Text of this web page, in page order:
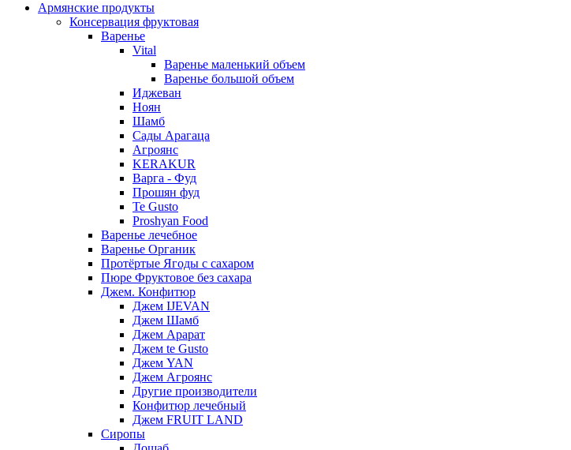
Армянские продукты
Консервация фруктовая
Варенье
Vital
Варенье маленький объем
Варенье большой объем
Иджеван
Ноян
Шамб
Сады Арагаца
Агроянс
KERAKUR
Варга - Фуд
Прошян фуд
Te Gusto
Proshyan Food
Варенье лечебное
Варенье Органик
Протёртые Ягоды с сахаром
Пюре Фруктовое без сахара
Джем. Конфитюр
Джем IJEVAN
Джем Шамб
Джем Арарат
Джем te Gusto
Джем YAN
Джем Агроянс
Другие производители
Конфитюр лечебный
Джем FRUIT LAND
Сиропы